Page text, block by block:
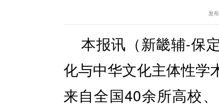
发
本报讯（新畿辅-保
化与中华文化主体性学
来自全国40余所高校